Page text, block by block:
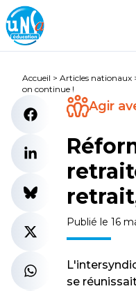
Accueil > Articles nationaux
on continue !
Agir
Publié le 16
se